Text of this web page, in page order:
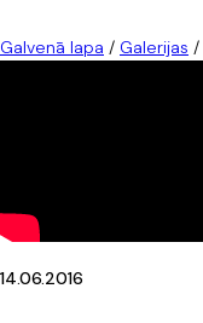
Galvenā lapa / Galerijas /
14.06.2016